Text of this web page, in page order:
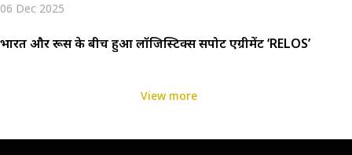
06 Dec 2025
भारत और रूस के बीच हुआ लॉजिस्टिक्स सपोर्ट एग्रीमेंट ‘RELOS’
View more